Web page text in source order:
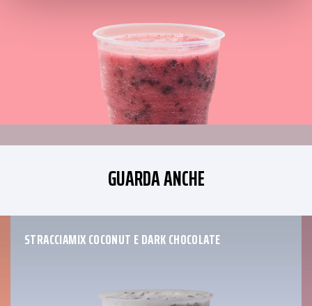
GUARDA ANCHE
STRACCIAMIX COCONUT E DARK CHOCOLATE